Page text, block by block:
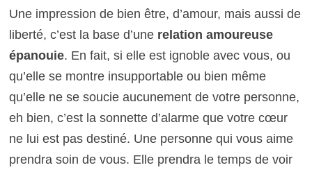
Une impression de bien être, d’amour, mais aussi de
liberté, c’est la base d’une relation amoureuse
épanouie. En fait, si elle est ignoble avec vous, ou
qu’elle se montre insupportable ou bien même
qu’elle ne se soucie aucunement de votre personne,
eh bien, c’est la sonnette d’alarme que votre cœur
ne lui est pas destiné. Une personne qui vous aime
prendra soin de vous. Elle prendra le temps de voir